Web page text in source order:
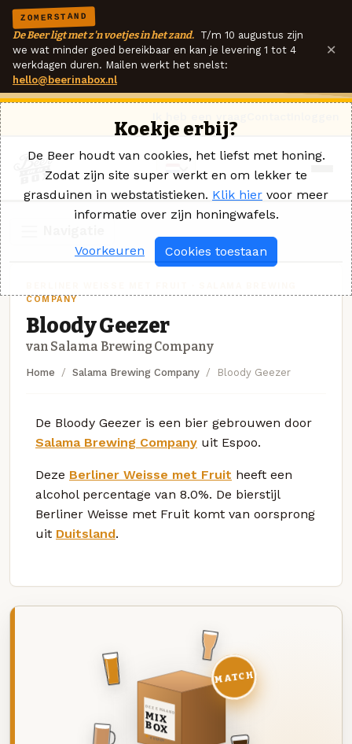
ZOMERSTAND
De Beer ligt met z'n voetjes in het zand. T/m 10 augustus zijn
we wat minder goed bereikbaar en kan je levering 1 tot 4
werkdagen duren. Mailen werkt het snelst:
hello@beerinabox.nl
×
COMPANY
Bloody Geezer
van Salama Brewing Company
Home Salama Brewing Company Bloody Geezer
De Bloody Geezer is een bier gebrouwen door
Salama Brewing Company uit Espoo.
Deze Berliner Weisse met Fruit heeft een
alcohol percentage van 8.0%. De bierstijl
Berliner Weisse met Fruit komt van oorsprong
uit Duitsland.
DEZE MAAND
MIX
BOX
8 BIEREN
MATCH
Koekje erbij?
De Beer houdt van cookies, het liefst met honing.
Zodat zijn site super werkt en om lekker te
grasduinen in webstatistieken. Klik hier voor meer
informatie over zijn honingwafels.
Voorkeuren Cookies toestaan